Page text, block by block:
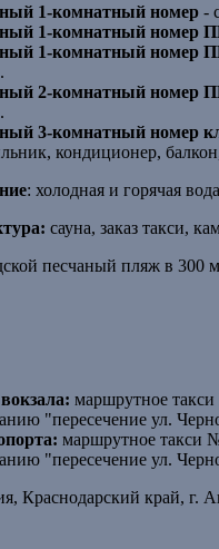
1-комнатный номер -
1-комнатный номер
1-комнатный номер
2-комнатный номер
3-комнатный номер
кондиционер,
: холодная и горячая
сауна, заказ такси,
песчаный пляж в 300
маршрутное
"пересечение ул.
маршрутное такси
"пересечение ул.
Краснодарский край, г.